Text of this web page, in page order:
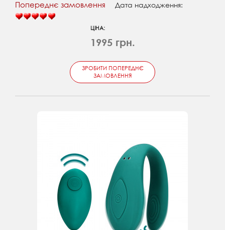
Попереднє замовлення Дата надходження:
ЦІНА:
1995 грн.
ЗРОБИТИ ПОПЕРЕДНЄ
ЗАМОВЛЕННЯ